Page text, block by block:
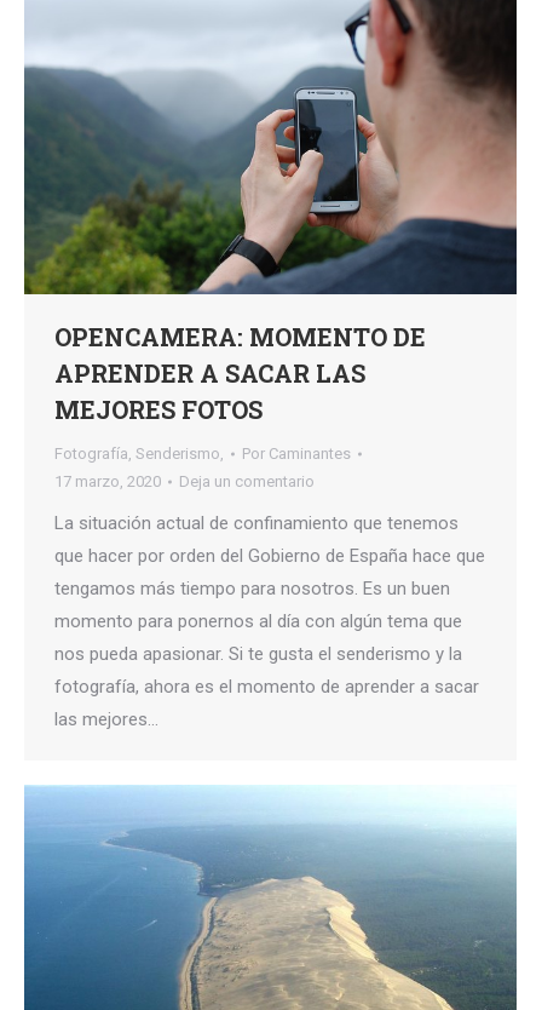
OPENCAMERA: MOMENTO DE
APRENDER A SACAR LAS
MEJORES FOTOS
Fotografía, Senderismo, Por Caminantes
17 marzo, 2020
Deja un comentario
La situación actual de confinamiento que tenemos
que hacer por orden del Gobierno de España hace que
tengamos más tiempo para nosotros. Es un buen
momento para ponernos al día con algún tema que
nos pueda apasionar. Si te gusta el senderismo y la
fotografía, ahora es el momento de aprender a sacar
las mejores…